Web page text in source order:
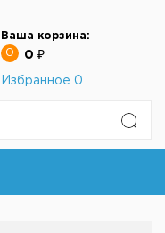
Ваша корзина:
0
0 ₽
Избранное 0